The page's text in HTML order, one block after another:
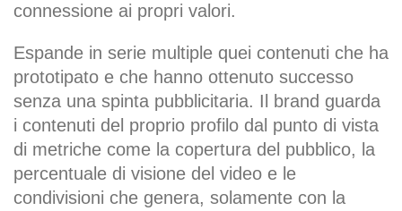
connessione ai propri valori.
Espande in serie multiple quei contenuti che ha
prototipato e che hanno ottenuto successo
senza una spinta pubblicitaria. Il brand guarda
i contenuti del proprio profilo dal punto di vista
di metriche come la copertura del pubblico, la
percentuale di visione del video e le
condivisioni che genera, solamente con la